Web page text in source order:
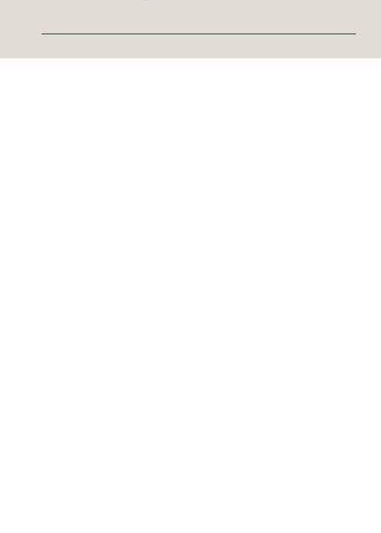
*Dokumentation: Aufgrund meines
Gesundheitsberufes bin ich
verpflichtet alle Termine zu
Anders als Ernährungsberaterinnen